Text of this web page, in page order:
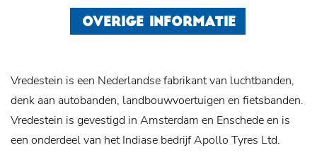
OVERIGE INFORMATIE
Vredestein is een Nederlandse fabrikant van luchtbanden,
denk aan autobanden, landbouwvoertuigen en fietsbanden.
Vredestein is gevestigd in Amsterdam en Enschede en is
een onderdeel van het Indiase bedrijf Apollo Tyres Ltd.